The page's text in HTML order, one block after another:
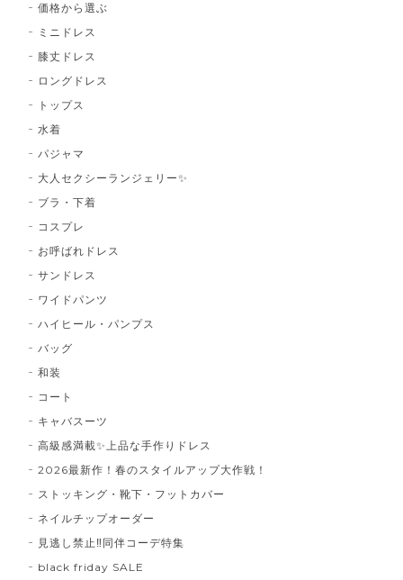
価格から選ぶ
ミニドレス
膝丈ドレス
ロングドレス
トップス
水着
パジャマ
大人セクシーランジェリー✨
ブラ・下着
コスプレ
お呼ばれドレス
サンドレス
ワイドパンツ
ハイヒール・パンプス
バッグ
和装
コート
キャバスーツ
高級感満載✨上品な手作りドレス
2026最新作！春のスタイルアップ大作戦！
ストッキング・靴下・フットカバー
ネイルチップオーダー
見逃し禁止‼同伴コーデ特集
black friday SALE